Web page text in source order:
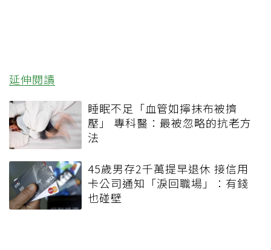
延伸閱讀
睡眠不足「血管如擰抹布被擠
壓」 專科醫：最被忽略的抗老方
法
45歲男存2千萬提早退休 接信用
卡公司通知「淚回職場」：有錢
也碰壁